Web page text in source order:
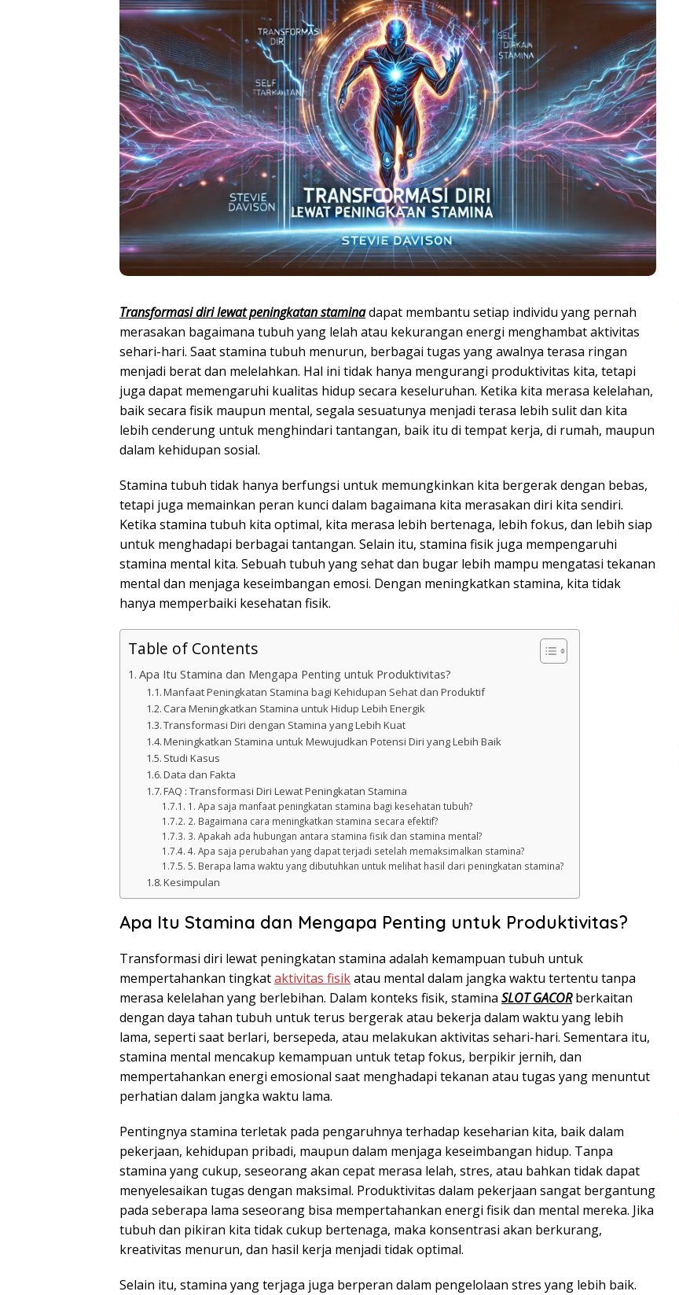
Transformasi diri lewat peningkatan staminadapat membantu setiap individu yang pernah
merasakan bagaimana tubuh yang lelah atau kekurangan energi menghambat aktivitas
sehari-hari. Saat stamina tubuh menurun, berbagai tugas yang awalnya terasa ringan
menjadi berat dan melelahkan. Hal ini tidak hanya mengurangi produktivitas kita, tetapi
juga dapat memengaruhi kualitas hidup secara keseluruhan. Ketika kita merasa kelelahan,
baik secara fisik maupun mental, segala sesuatunya menjadi terasa lebih sulit dan kita
lebih cenderung untuk menghindari tantangan, baik itu di tempat kerja, di rumah, maupun
dalam kehidupan sosial.
Stamina tubuh tidak hanya berfungsi untuk memungkinkan kita bergerak dengan bebas,
tetapi juga memainkan peran kunci dalam bagaimana kita merasakan diri kita sendiri.
Ketika stamina tubuh kita optimal, kita merasa lebih bertenaga, lebih fokus, dan lebih siap
untuk menghadapi berbagai tantangan. Selain itu, stamina fisik juga mempengaruhi
stamina mental kita. Sebuah tubuh yang sehat dan bugar lebih mampu mengatasi tekanan
mental dan menjaga keseimbangan emosi. Dengan meningkatkan stamina, kita tidak
hanya memperbaiki kesehatan fisik.
Table of Contents
Apa Itu Stamina dan Mengapa Penting untuk Produktivitas?
Manfaat Peningkatan Stamina bagi Kehidupan Sehat dan Produktif
Cara Meningkatkan Stamina untuk Hidup Lebih Energik
Transformasi Diri dengan Stamina yang Lebih Kuat
Meningkatkan Stamina untuk Mewujudkan Potensi Diri yang Lebih Baik
Studi Kasus
Data dan Fakta
FAQ : Transformasi Diri Lewat Peningkatan Stamina
1. Apa saja manfaat peningkatan stamina bagi kesehatan tubuh?
2. Bagaimana cara meningkatkan stamina secara efektif?
3. Apakah ada hubungan antara stamina fisik dan stamina mental?
4. Apa saja perubahan yang dapat terjadi setelah memaksimalkan stamina?
5. Berapa lama waktu yang dibutuhkan untuk melihat hasil dari peningkatan stamina?
Kesimpulan
Apa Itu Stamina dan Mengapa Penting untuk Produktivitas?
Transformasi diri lewat peningkatan stamina adalah kemampuan tubuh untuk
mempertahankan tingkataktivitas fisikatau mental dalam jangka waktu tertentu tanpa
merasa kelelahan yang berlebihan. Dalam konteks fisik, stamina SLOT GACORberkaitan
dengan daya tahan tubuh untuk terus bergerak atau bekerja dalam waktu yang lebih
lama, seperti saat berlari, bersepeda, atau melakukan aktivitas sehari-hari. Sementara itu,
stamina mental mencakup kemampuan untuk tetap fokus, berpikir jernih, dan
mempertahankan energi emosional saat menghadapi tekanan atau tugas yang menuntut
perhatian dalam jangka waktu lama.
Pentingnya stamina terletak pada pengaruhnya terhadap keseharian kita, baik dalam
pekerjaan, kehidupan pribadi, maupun dalam menjaga keseimbangan hidup. Tanpa
stamina yang cukup, seseorang akan cepat merasa lelah, stres, atau bahkan tidak dapat
menyelesaikan tugas dengan maksimal. Produktivitas dalam pekerjaan sangat bergantung
pada seberapa lama seseorang bisa mempertahankan energi fisik dan mental mereka. Jika
tubuh dan pikiran kita tidak cukup bertenaga, maka konsentrasi akan berkurang,
kreativitas menurun, dan hasil kerja menjadi tidak optimal.
Selain itu, stamina yang terjaga juga berperan dalam pengelolaan stres yang lebih baik.